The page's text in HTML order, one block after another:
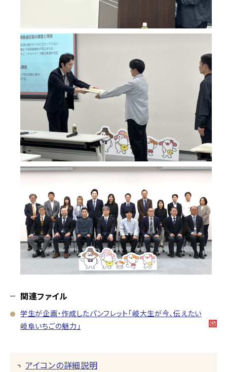
関連ファイル
学生が企画・作成したパンフレット「岐大生が今、伝えたい
岐阜いちごの魅力」
アイコンの詳細説明